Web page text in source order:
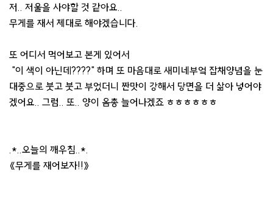
저.. 저울을 사야할 것 같아요..
무게를 재서 제대로 해야겠습니다.
또 어디서 먹어보고 본게 있어서
"이 색이 아닌데????" 하며 또 마음대로 새미네부엌 잡채양념을 눈
대중으로 붓고 붓고 부었더니 짠맛이 강해서 당면을 더 삶아 넣어야
겠어요.. 그럼.. 또.. 양이 옴총 늘어나겠죠 ㅎㅎㅎㅎㅎㅎ
.*..오늘의 깨우침..*.
《무게를 재어보자!!》